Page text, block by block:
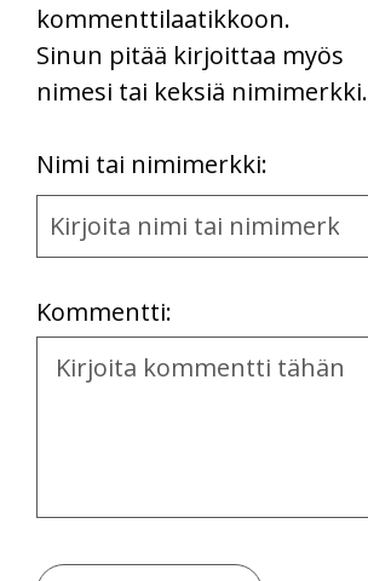
kommenttilaatikkoon.
Sinun pitää kirjoittaa myös
nimesi tai keksiä nimimerkki.
Nimi tai nimimerkki:
Name
and
Kommentti:
Kommentti